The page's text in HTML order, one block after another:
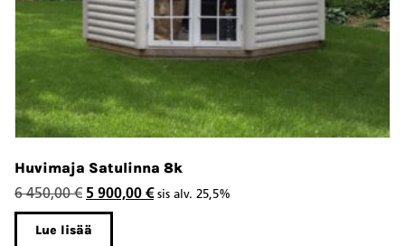
Huvimaja Satulinna 8k
6 450,00€ Alkuperäinen
hinta
oli:
5 900,00 €Nykyinen
sis alv. 25,5%
Lue lisää